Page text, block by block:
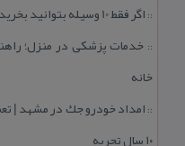
:: اگر فقط 10 وسیله بتوانید بخرید، اولویت با كدام تجهیزات است؟
:: خدمات پزشكی در منزل؛
خانه
::
۱۰ سال تجربه